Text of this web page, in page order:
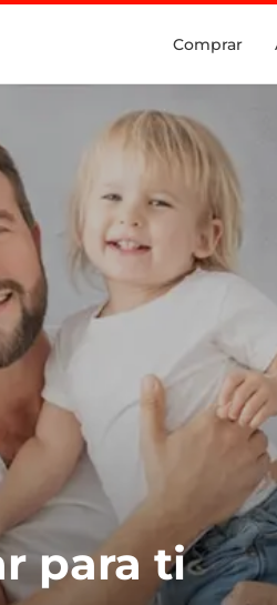
Comprar
para ti